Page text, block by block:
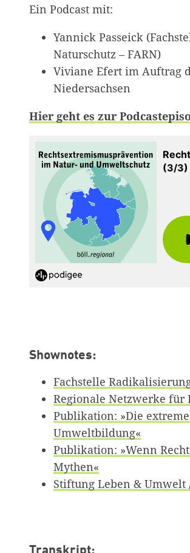
Ein Podcast mit:
Yannick Passeick
Naturschutz – FARN)
Viviane Efert im Auftrag
Niedersachsen
Hier geht es zur
Shownotes:
Fachstelle
Regionale Netzwerke für
Publikation: »Die
Umweltbildung«
Publikation: »Wenn
Mythen«
Stiftung Leben &